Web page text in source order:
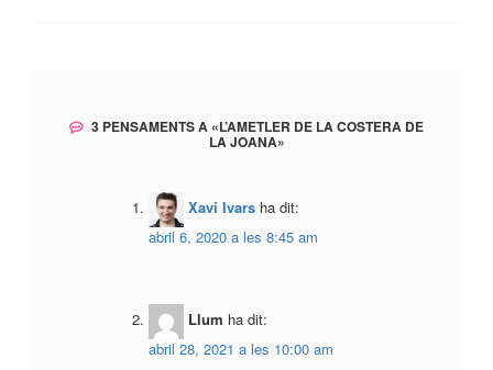
3 PENSAMENTS A «L’AMETLER DE LA COSTERA DE
LA JOANA»
Xavi Ivars ha dit:
abril 6, 2020 a les 8:45 am
Llum ha dit:
abril 28, 2021 a les 10:00 am